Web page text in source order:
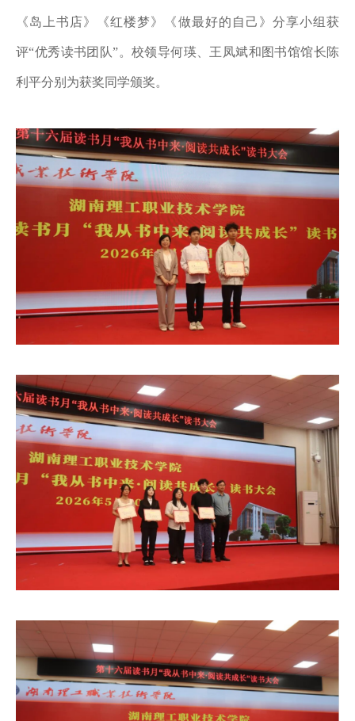
《岛上书店》《红楼梦》《做最好的自己》分享小组获
评“优秀读书团队”。校领导何瑛、王凤斌和图书馆馆长陈
利平分别为获奖同学颁奖。